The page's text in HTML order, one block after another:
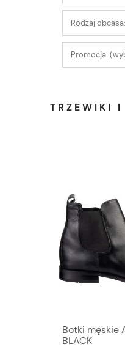
Rodzaj
Promocja:
TRZEWIKI I
Botki męskie
BLACK